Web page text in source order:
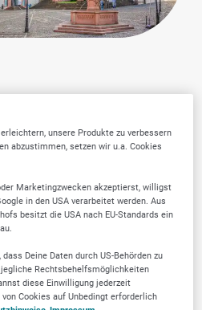
wählen?
unsere Produkte zu verbessern
abzustimmen, setzen wir u.a. Cookies
Marketingzwecken akzeptierst, willigst
in den USA verarbeitet werden. Aus
besitzt die USA nach EU-Standards ein
Deine Daten durch US-Behörden zu
Rechtsbehelfsmöglichkeiten
diese Einwilligung jederzeit
Cookies auf Unbedingt erforderlich